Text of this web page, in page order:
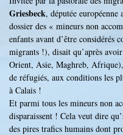
Griesbeck, députée
dossier des « mineurs non
enfants avant d’être considérés
migrants !), disait qu’après
Orient, Asie, Maghreb,
de réfugiés, aux conditions les
à Calais !
Et parmi tous les mineurs non
disparaissent ! Cela veut dire
des pires trafics humains dont